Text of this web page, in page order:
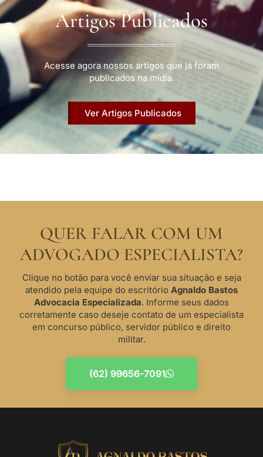
Artigos Publicados
Acesse agora nossos artigos que já foram
publicados na mídia.
Ver Artigos Publicados
QUER FALAR COM UM
ADVOGADO ESPECIALISTA?
Clique no botão para você enviar sua situação e seja
atendido pela equipe do escritório Agnaldo Bastos
Advocacia Especializada. Informe seus dados
corretamente caso deseje contato de um especialista
em concurso público, servidor público e direito
militar.
(62) 99656-7091